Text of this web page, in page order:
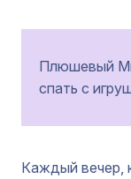
Плюшевый
спать с
Каждый вечер,